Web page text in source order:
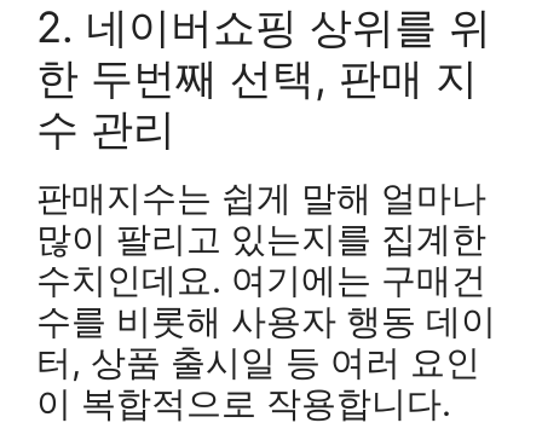
2. 네이버쇼핑 상위를 위
한 두번째 선택, 판매 지
수 관리
판매지수는 쉽게 말해 얼마나
많이 팔리고 있는지를 집계한
수치인데요. 여기에는 구매건
수를 비롯해 사용자 행동 데이
터, 상품 출시일 등 여러 요인
이 복합적으로 작용합니다.